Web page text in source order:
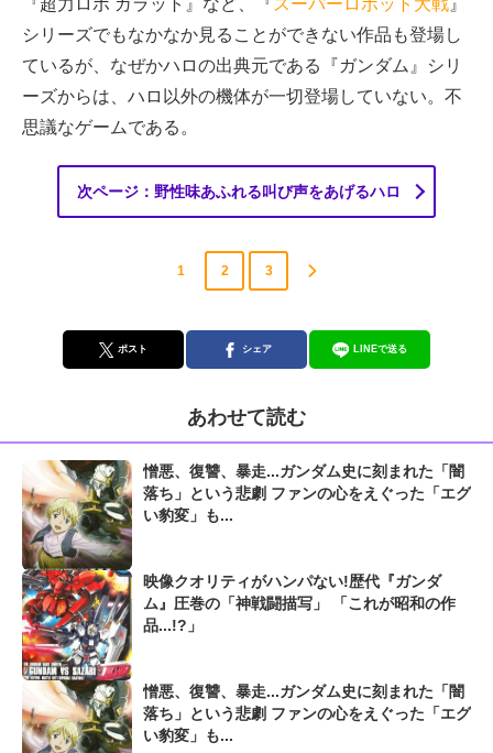
『超力ロボ ガラット』など、『スーパーロボット大戦 』
シリーズでもなかなか見ることができない作品も登場し
ているが、なぜかハロの出典元である『ガンダム』シリ
ーズからは、ハロ以外の機体が一切登場していない。不
思議なゲームである。
次ページ：野性味あふれる叫び声をあげるハロ
1 2 3
ポスト シェア LINEで送る
あわせて読む
憎悪、復讐、暴走...ガンダム史に刻まれた「闇
落ち」という悲劇 ファンの心をえぐった「エグ
い豹変」も...
映像クオリティがハンパない!歴代『ガンダ
ム』圧巻の「神戦闘描写」 「これが昭和の作
品...!?」
憎悪、復讐、暴走...ガンダム史に刻まれた「闇
落ち」という悲劇 ファンの心をえぐった「エグ
い豹変」も...